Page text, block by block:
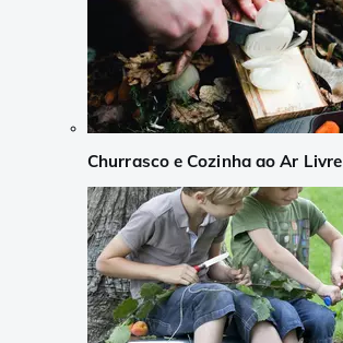
Churrasco e Cozinha ao Ar Livre